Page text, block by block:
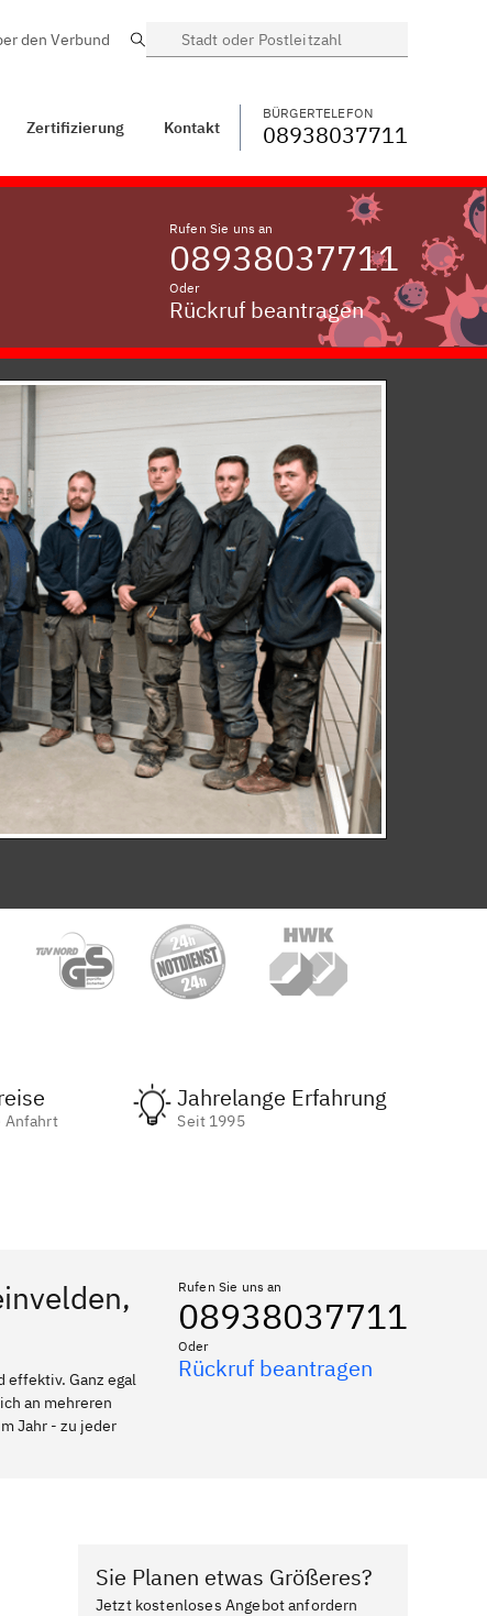
BÜRGERTELEFON WECHSELN
den Verbund Suche
Zertifizierung Kontakt
BÜRGERTELEFON
08938037711
Rufen Sie uns an
08938037711
Oder
Rückruf beantragen
Anfahrt
Jahrelange Erfahrung
Seit 1995
effektiv. Ganz egal
an mehreren
Jahr - zu jeder
Rufen Sie uns an
08938037711
Oder
Rückruf beantragen
Sie Planen etwas Größeres?
Jetzt kostenloses Angebot anfordern